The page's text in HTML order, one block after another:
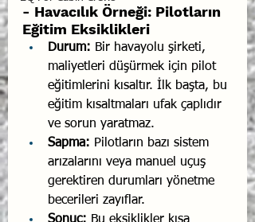
- Havacılık Örneği: Pilotların
Eğitim Eksiklikleri
Durum: Bir havayolu şirketi,
maliyetleri düşürmek için pilot
eğitimlerini kısaltır. İlk başta, bu
eğitim kısaltmaları ufak çaplıdır
ve sorun yaratmaz.
Sapma: Pilotların bazı sistem
arızalarını veya manuel uçuş
gerektiren durumları yönetme
becerileri zayıflar.
Sonuç: Bu eksiklikler kısa